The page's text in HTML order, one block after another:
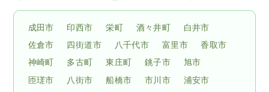
成田市 印西市 栄町 酒々井町
白井市
佐倉市
四街道市 八千代市 富里市
香取市
神崎町
多古町 東庄町 銚子市
旭市
匝瑳市
八街市 船橋市 市川市
浦安市